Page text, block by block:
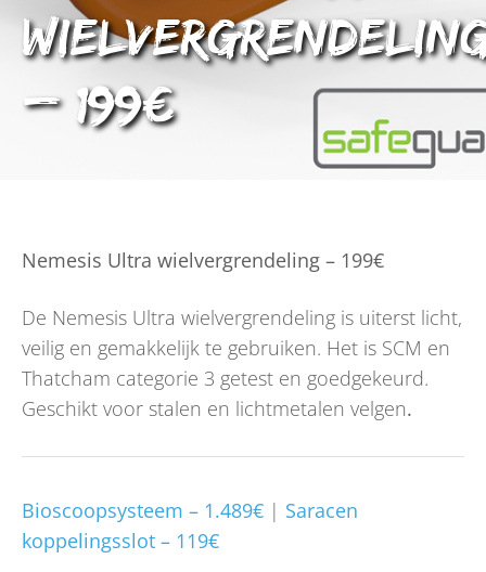
– 199€
Nemesis Ultra wielvergrendeling – 199€
De Nemesis Ultra wielvergrendeling is uiterst licht,
veilig en gemakkelijk te gebruiken. Het is SCM en
Thatcham categorie 3 getest en goedgekeurd.
Geschikt voor stalen en lichtmetalen velgen.
Bioscoopsysteem – 1.489€ | Saracen
koppelingsslot – 119€